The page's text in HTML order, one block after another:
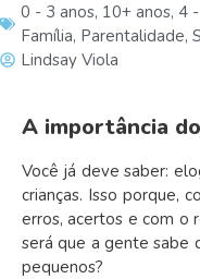
0 - 3 anos, 10+ anos, 4
Família, Parentalidade,
Lindsay Viola
A importância
Você já deve saber:
crianças. Isso porque,
erros, acertos e com o
será que a gente sabe
pequenos?